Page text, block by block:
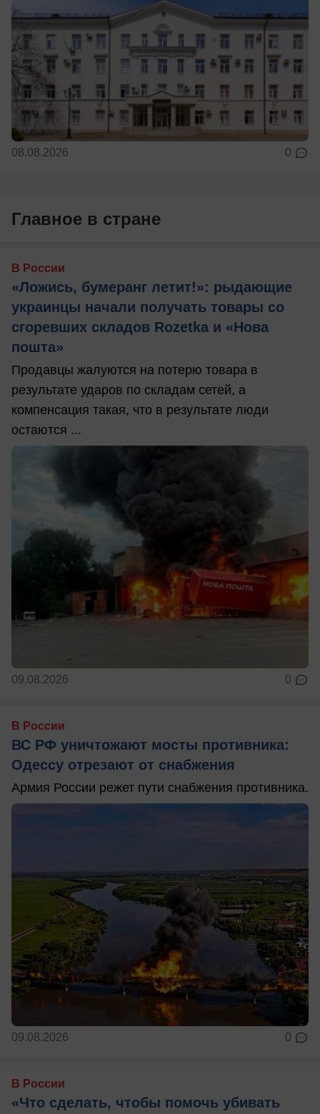
08.08.2026 0
Главное в стране
В России
«Ложись, бумеранг летит!»: рыдающие
украинцы начали получать товары со
сгоревших складов Rozetka и «Нова
пошта»
Продавцы жалуются на потерю товара в
результате ударов по складам сетей, а
компенсация такая, что в результате люди
остаются ...
09.08.2026 0
В России
ВС РФ уничтожают мосты противника:
Одессу отрезают от снабжения
Армия России режет пути снабжения противника.
09.08.2026 0
В России
«Что сделать, чтобы помочь убивать